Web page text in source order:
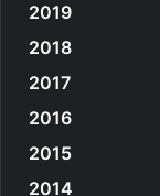
2019
2018
2017
2016
2015
2014